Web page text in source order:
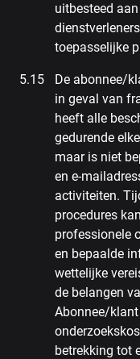
uitbesteed
toepasselijke
De abonnee/
in geval van
heeft alle
gedurende
maar is niet
en e-
activiteiten.
procedures
professionele
en bepaalde
wettelijke
de belangen
Abonnee/
betrekking tot